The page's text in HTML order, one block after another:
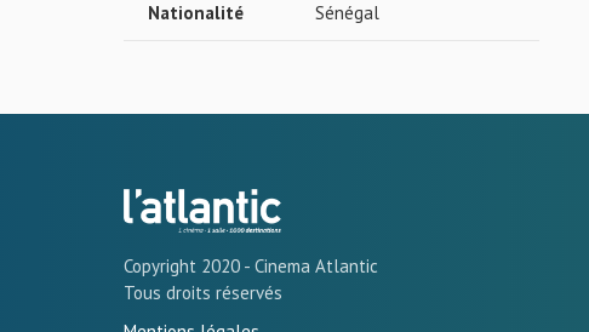
Nationalité Sénégal
Copyright 2020 - Cinema Atlantic
Tous droits réservés